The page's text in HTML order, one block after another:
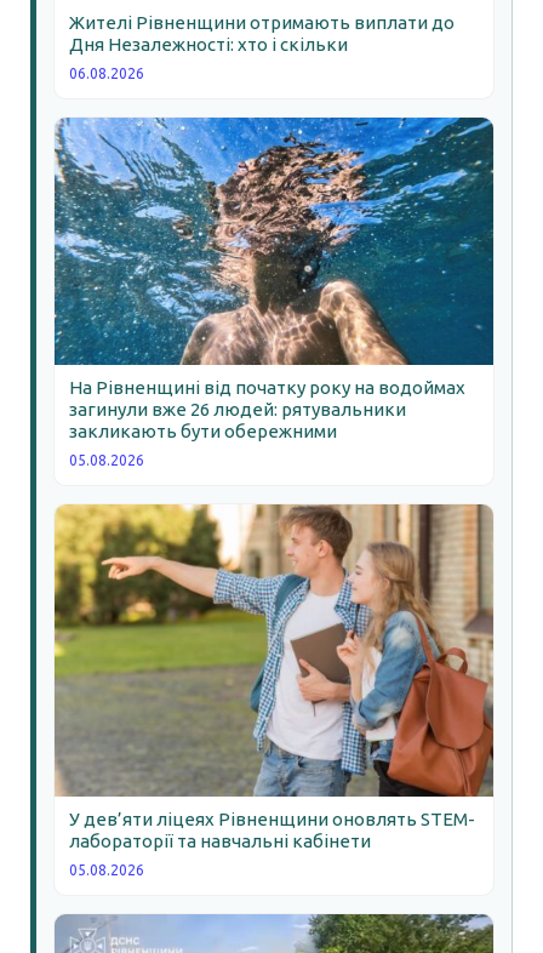
Жителі Рівненщини отримають виплати до
Дня Незалежності: хто і скільки
06.08.2026
На Рівненщині від початку року на водоймах
загинули вже 26 людей: рятувальники
закликають бути обережними
05.08.2026
У дев’яти ліцеях Рівненщини оновлять STEM-
лабораторії та навчальні кабінети
05.08.2026